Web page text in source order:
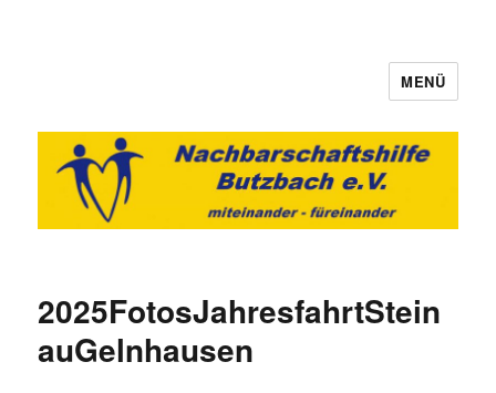
Nachbarschaftshilfe Butzbach e.V.
MENÜ
2025FotosJahresfahrtStein
auGelnhausen